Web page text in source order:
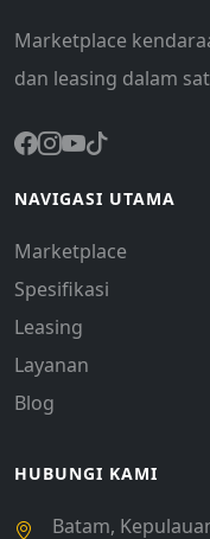
Marketplace
dan leasing dalam
NAVIGASI UTAMA
Marketplace
Spesifikasi
Leasing
Layanan
Blog
HUBUNGI KAMI
Batam,